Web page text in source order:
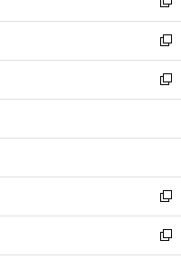
開
く
ウ
で
開
く
ィ
ン
ド
ウ
で
開
い
ウ
ィ
ン
ド
ウ
開
新
し
い
ウ
ィ
ン
ウ
開
く
新
し
い
ウ
ン
ウ
で
開
く
新
し
ウ
ン
ド
ウ
で
開
新
し
い
新